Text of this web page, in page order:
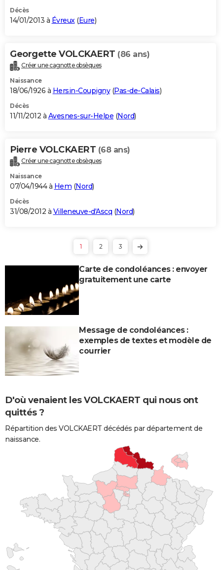
Décès
14/01/2013 à Évreux(Eure)
Georgette VOLCKAERT (86 ans)
Créer une cagnotte obsèques
Naissance
18/06/1926 à Hersin-Coupigny(Pas-de-Calais)
Décès
11/11/2012 à Avesnes-sur-Helpe (Nord)
Pierre VOLCKAERT (68 ans)
Créer une cagnotte obsèques
Naissance
07/04/1944 à Hem (Nord)
Décès
31/08/2012 à Villeneuve-d'Ascq (Nord)
1 2 3
Carte de condoléances : envoyer
gratuitement une carte
Message de condoléances :
exemples de textes et modèle de
courrier
D'où venaient les VOLCKAERT qui nous ont
quittés ?
Répartition des VOLCKAERT décédés par département de
naissance.